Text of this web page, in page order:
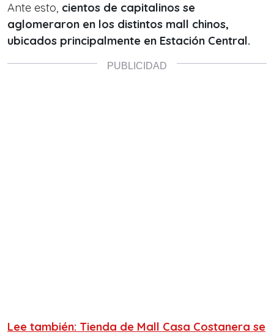
Ante esto, cientos de capitalinos se
aglomeraron en los distintos mall chinos,
ubicados principalmente en Estación Central.
Lee también: Tienda de Mall Casa Costanera se